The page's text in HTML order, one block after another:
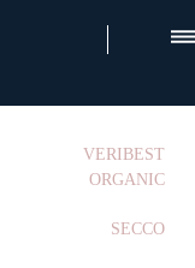
VERIBEST
ORGANIC
SECCO